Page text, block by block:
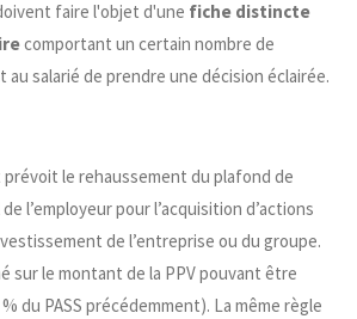
faire l'objet d'une fiche distincte
comportant un certain nombre de
salarié de prendre une décision éclairée.
prévoit le rehaussement du plafond de
l’employeur pour l’acquisition d’actions
de l’entreprise ou du groupe.
sur le montant de la PPV pouvant être
du PASS précédemment). La même règle